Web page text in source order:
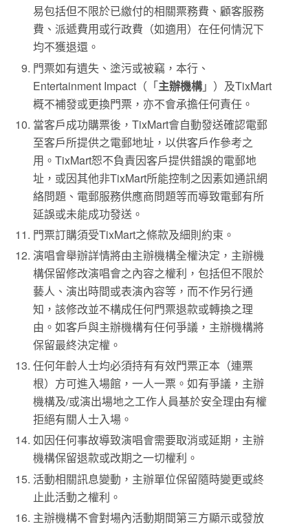
易包括但不限於已繳付的相關票務費、顧客服務
費、派遞費用或行政費（如適用）在任何情況下
均不獲退還。
門票如有遺失、塗污或被竊，本行、
Entertainment Impact（「主辦機構」）及TixMart
概不補發或更換門票，亦不會承擔任何責任。
當客戶成功購票後，TixMart會自動發送確認電郵
至客戶所提供之電郵地址，以供客戶作參考之
用。TixMart恕不負責因客戶提供錯誤的電郵地
址，或因其他非TixMart所能控制之因素如通訊網
絡問題、電郵服務供應商問題等而導致電郵有所
延誤或未能成功發送。
門票訂購須受TixMart之條款及細則約束。
演唱會舉辦詳情將由主辦機構全權決定，主辦機
構保留修改演唱會之內容之權利，包括但不限於
藝人、演出時間或表演內容等，而不作另行通
知，該修改並不構成任何門票退款或轉換之理
由。如客戶與主辦機構有任何爭議，主辦機構將
保留最終決定權。
任何年齡人士均必須持有有效門票正本（連票
根）方可進入場館，一人一票。如有爭議，主辦
機構及/或演出場地之工作人員基於安全理由有權
拒絕有關人士入場。
如因任何事故導致演唱會需要取消或延期，主辦
機構保留退款或改期之一切權利。
活動相關訊息變動，主辦單位保留隨時變更或終
止此活動之權利。
主辦機構不會對場內活動期間第三方顯示或發放